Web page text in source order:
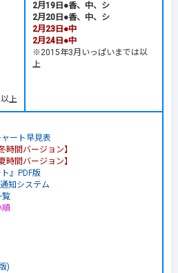
上
2月19日●香、中、シ
2月20日●香、中、シ
2月23日●中
2月24日●中
※2015年3月いっぱいまでは以
上
ート早見表
時間バージョン】
時間バージョン】
』PDF版
知システム
覧
順
)